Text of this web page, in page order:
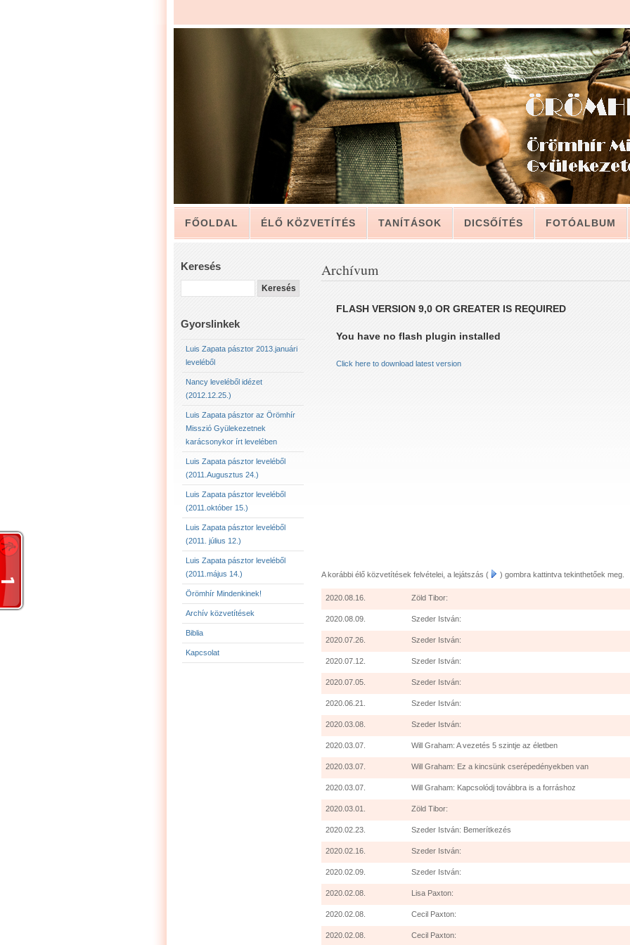
FŐOLDAL ÉLŐ KÖZVETÍTÉS TANÍTÁSOK DICSŐÍTÉS FOTÓALBUM
LUIS ZAPATA PÁSZTOR LEVELÉBŐL, A GYÜLEKEZETNEK (2011. JÚLIUS 12.)
LUIS ZAPATA PÁSZTOR LEVELÉBŐL (2011.AUGUSZTUS 24.)
LUIS ZAPATA PÁSZTOR LEVELÉBŐL (2011.OKTÓBER 15.)
LUIS ZAPATA PÁSZTOR AZ ÖRÖMHÍR MISSZIÓ GYÜLEKEZETNEK KARÁCSONYKOR
2012.12.25. NANCY LEVELÉBŐL IDÉZET:
Keresés
Gyorslinkek
Luis Zapata pásztor 2013.januári
leveléből
Nancy leveléből idézet
(2012.12.25.)
Luis Zapata pásztor az Örömhír
Misszió Gyülekezetnek
karácsonykor írt levelében
Luis Zapata pásztor leveléből
(2011.Augusztus 24.)
Luis Zapata pásztor leveléből
(2011.október 15.)
Luis Zapata pásztor leveléből
(2011. július 12.)
Luis Zapata pásztor leveléből
(2011.május 14.)
Örömhír Mindenkinek!
Archív közvetítések
Biblia
Kapcsolat
Archívum
FLASH VERSION 9,0 OR GREATER IS REQUIRED
You have no flash plugin installed
Click here to download latest version
A korábbi élő közvetítések felvételei, a lejátszás ( ) gombra kattintva tekinthetőek meg.
2020.08.16. Zöld Tibor:
2020.08.09. Szeder István:
2020.07.26. Szeder István:
2020.07.12. Szeder István:
2020.07.05. Szeder István:
2020.06.21. Szeder István:
2020.03.08. Szeder István:
2020.03.07. Will Graham: A vezetés 5 szintje az életben
2020.03.07. Will Graham: Ez a kincsünk cserépedényekben van
2020.03.07. Will Graham: Kapcsolódj továbbra is a forráshoz
2020.03.01. Zöld Tibor:
2020.02.23. Szeder István: Bemerítkezés
2020.02.16. Szeder István:
2020.02.09. Szeder István:
2020.02.08. Lisa Paxton:
2020.02.08. Cecil Paxton:
2020.02.08. Cecil Paxton: